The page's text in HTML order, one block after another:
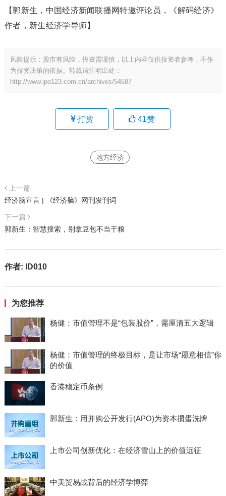
【郭新生，中国经济新闻联播网特邀评论员，《解码经济》
作者，新生经济学导师】
风险提示：股市有风险，投资需谨慎，以上内容仅供投资者参考，不作
为投资决策的依据。转载请注明出处：
http://www.ipo123.com.cn/archives/54587
打赏 41赞
地方经济
上一篇
经济脑宣言 | 《经济脑》网刊发刊词
下一篇
郭新生：智慧搜索，别拿豆包不当干粮
作者: ID010
为您推荐
杨健：市值管理不是“包装股价”，需厘清五大逻辑
杨健：市值管理的终极目标，是让市场“愿意相信”你
的价值
香港稳定币条例
郭新生：用并购公开发行(APO)为资本掼蛋洗牌
上市公司创新优化：在经济雪山上的价值远征
中美贸易战背后的经济学博弈